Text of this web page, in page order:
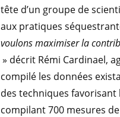
tête d’un groupe de
aux pratiques
voulons maximiser la
» décrit Rémi Cardinael,
compilé les données
des techniques
compilant 700 mesures